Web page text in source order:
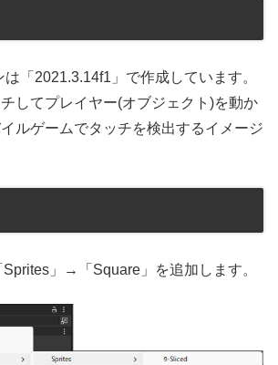
「2021.3.14f1」で作成しています。
してプレイヤー(オブジェクト)を動か
ルゲームでタッチを検出するイメージ
」→「Square」を追加します。